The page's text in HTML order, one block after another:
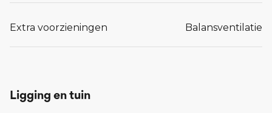
Extra voorzieningen Balansventilatie
Ligging en tuin